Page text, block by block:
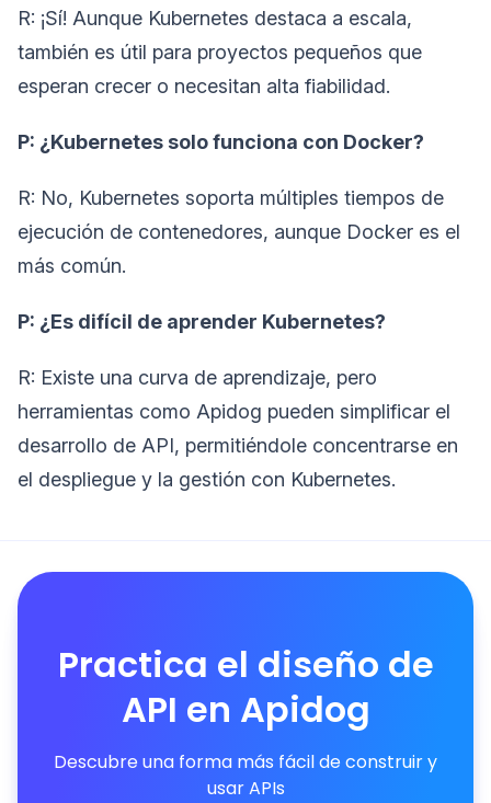
R: ¡Sí! Aunque Kubernetes destaca a escala,
también es útil para proyectos pequeños que
esperan crecer o necesitan alta fiabilidad.
P: ¿Kubernetes solo funciona con Docker?
R: No, Kubernetes soporta múltiples tiempos de
ejecución de contenedores, aunque Docker es el
más común.
P: ¿Es difícil de aprender Kubernetes?
R: Existe una curva de aprendizaje, pero
herramientas como Apidog pueden simplificar el
desarrollo de API, permitiéndole concentrarse en
el despliegue y la gestión con Kubernetes.
Practica el diseño de
API en Apidog
Descubre una forma más fácil de construir y
usar APIs